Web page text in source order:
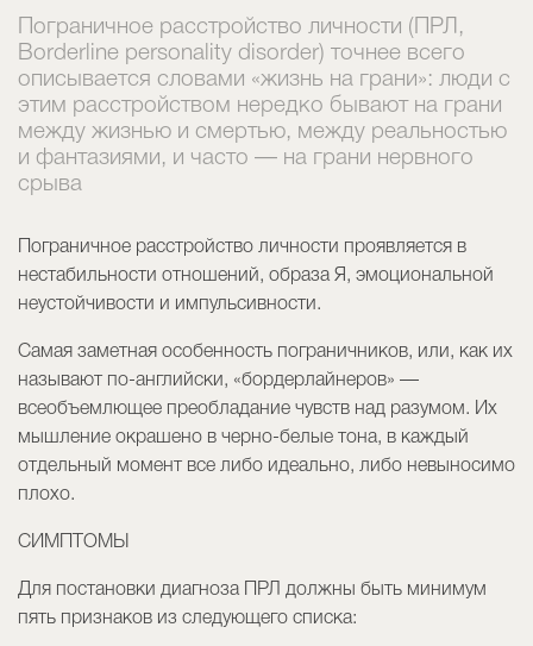
Пограничное расстройство личности (ПРЛ,
Borderline personality disorder) точнее всего
описывается словами «жизнь на грани»: люди с
этим расстройством нередко бывают на грани
между жизнью и смертью, между реальностью
и фантазиями, и часто — на грани нервного
срыва
Пограничное расстройство личности проявляется в
нестабильности отношений, образа Я, эмоциональной
неустойчивости и импульсивности.
Самая заметная особенность пограничников, или, как их
называют по-английски, «бордерлайнеров» —
всеобъемлющее преобладание чувств над разумом. Их
мышление окрашено в черно-белые тона, в каждый
отдельный момент все либо идеально, либо невыносимо
плохо.
СИМПТОМЫ
Для постановки диагноза ПРЛ должны быть минимум
пять признаков из следующего списка: